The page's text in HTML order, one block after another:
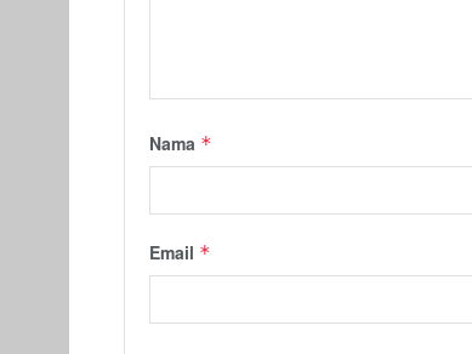
Nama *
Email *